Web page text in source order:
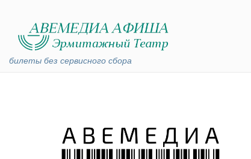
билеты без сервисного сбора